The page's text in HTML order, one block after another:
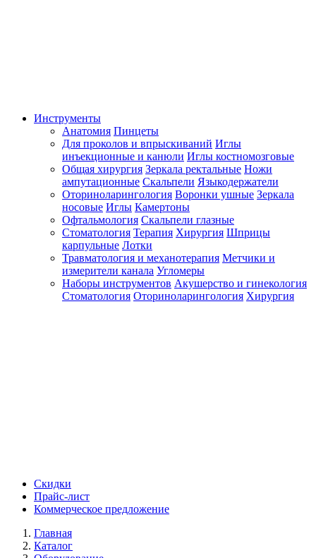
Инструменты
Анатомия Пинцеты
Для проколов и впрыскиваний Иглы
инъекционные и канюли Иглы костномозговые
Общая хирургия Зеркала ректальные Ножи
ампутационные Скальпели Языкодержатели
Оториноларингология Воронки ушные Зеркала
носовые Иглы Камертоны
Офтальмология Скальпели глазные
Стоматология Терапия Хирургия Шприцы
карпульные Лотки
Травматология и механотерапия Метчики и
измерители канала Угломеры
Наборы инструментов Акушерство и гинекология
Стоматология Оториноларингология Хирургия
Скидки
Прайс-лист
Коммерческое предложение
Главная
Каталог